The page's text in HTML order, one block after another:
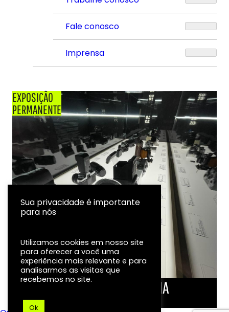
Fale conosco
Imprensa
EXPOSIÇÃO
PERMANENTE
LINHA DO TEMPO DA FOTOGRAFIA
EXPOSIÇÃO
Sua privacidade é importante
para nós
Utilizamos cookies em nosso site
para oferecer a você uma
experiência mais relevante e para
analisarmos as visitas que
recebemos no site.
Ok